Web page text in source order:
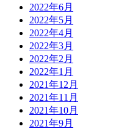
2022年6月
2022年5月
2022年4月
2022年3月
2022年2月
2022年1月
2021年12月
2021年11月
2021年10月
2021年9月